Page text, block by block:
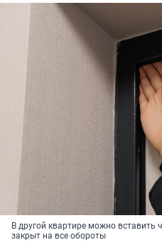
В другой квартире можно
закрыт на все обороты